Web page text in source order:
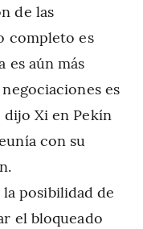
de las
completo es
aún más
es
Xi en Pekín
con su
posibilidad de
el bloqueado